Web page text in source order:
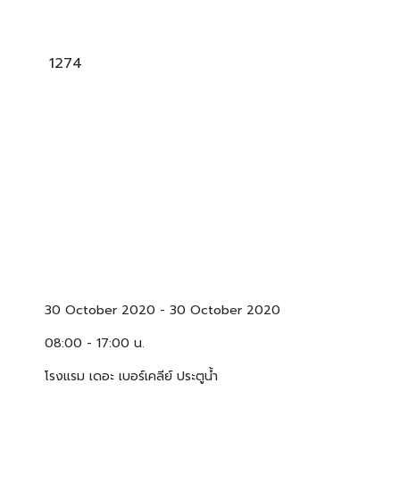
1274
30 October 2020 - 30 October 2020
08:00 - 17:00 น.
โรงแรม เดอะ เบอร์เคลีย์ ประตูน้ำ